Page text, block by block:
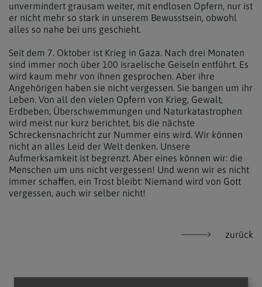
unvermindert grausam weiter, mit endlosen Opfern, nur ist
er nicht mehr so stark in unserem Bewusstsein, obwohl
alles so nahe bei uns geschieht.
Seit dem 7. Oktober ist Krieg in Gaza. Nach drei Monaten
sind immer noch über 100 israelische Geiseln entführt. Es
wird kaum mehr von ihnen gesprochen. Aber ihre
Angehörigen haben sie nicht vergessen. Sie bangen um ihr
Leben. Von all den vielen Opfern von Krieg, Gewalt,
Erdbeben, Überschwemmungen und Naturkatastrophen
wird meist nur kurz berichtet, bis die nächste
Schreckensnachricht zur Nummer eins wird. Wir können
nicht an alles Leid der Welt denken. Unsere
Aufmerksamkeit ist begrenzt. Aber eines können wir: die
Menschen um uns nicht vergessen! Und wenn wir es nicht
immer schaffen, ein Trost bleibt: Niemand wird von Gott
vergessen, auch wir selber nicht!
zurück